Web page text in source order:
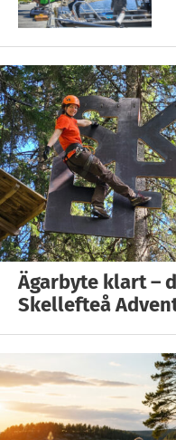
Ägarbyte klart –
Skellefteå